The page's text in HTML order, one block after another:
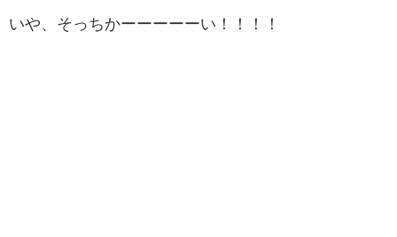
いや、そっちかーーーーーい！！！！